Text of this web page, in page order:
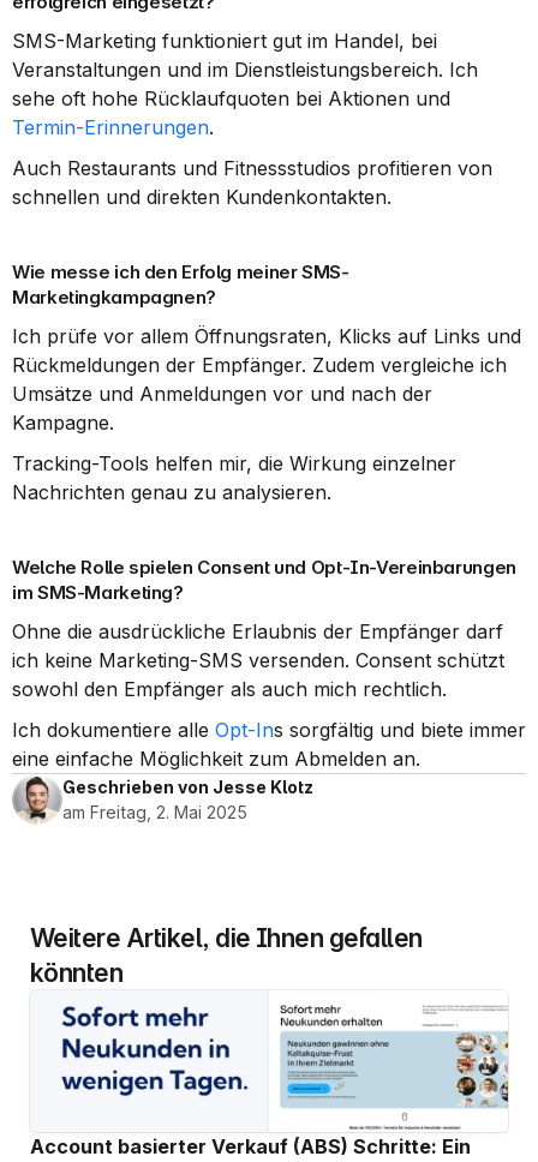
SMS-Marketing funktioniert gut im Handel, bei
Veranstaltungen und im Dienstleistungsbereich. Ich
Termin-Erinnerungen.
Auch Restaurants und Fitnessstudios profitieren von
schnellen und direkten Kundenkontakten.
Wie messe ich den Erfolg meiner SMS-
Marketingkampagnen?
Ich prüfe vor allem Öffnungsraten, Klicks auf Links und
Rückmeldungen der Empfänger. Zudem vergleiche ich
Umsätze und Anmeldungen vor und nach der
Kampagne.
Tracking-Tools helfen mir, die Wirkung einzelner
Nachrichten genau zu analysieren.
Welche Rolle spielen Consent und Opt-In-Vereinbarungen
im SMS-Marketing?
Ohne die ausdrückliche Erlaubnis der Empfänger darf
ich keine Marketing-SMS versenden. Consent schützt
sowohl den Empfänger als auch mich rechtlich.
Ich dokumentiere alle Opt-Ins sorgfältig und biete immer
eine einfache Möglichkeit zum Abmelden an.
Geschrieben von Jesse Klotz
am Freitag, 2. Mai 2025
Weitere Artikel, die Ihnen gefallen
könnten
Account basierter Verkauf (ABS) Schritte: Ein